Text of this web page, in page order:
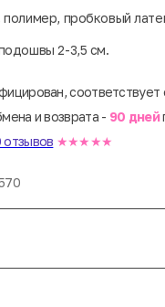
пробковый
2-3,5 см.
соответствует
и возврата - 90 дней
★★★★★